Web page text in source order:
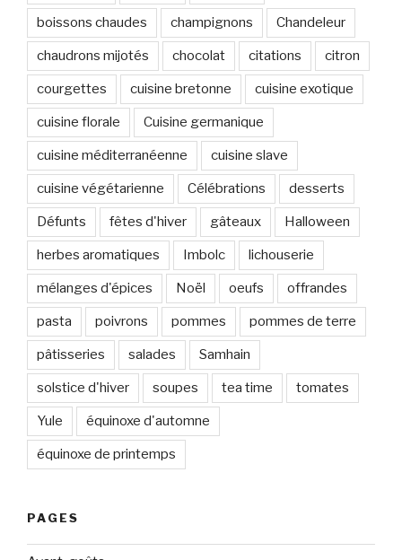
boissons chaudes champignons Chandeleur
chaudrons mijotés chocolat citations citron
courgettes cuisine bretonne cuisine exotique
cuisine florale Cuisine germanique
cuisine méditerranéenne cuisine slave
cuisine végétarienne Célébrations desserts
Défunts fêtes d'hiver gâteaux Halloween
herbes aromatiques Imbolc lichouserie
mélanges d'épices Noël oeufs offrandes
pasta poivrons pommes pommes de terre
pâtisseries salades Samhain
solstice d'hiver soupes tea time tomates
Yule équinoxe d'automne
équinoxe de printemps
PAGES